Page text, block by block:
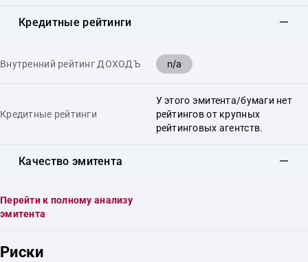
Кредитные рейтинги
Внутренний рейтинг ДОХОДЪ n/a
Кредитные рейтинги
У этого эмитента/бумаги нет
рейтингов от крупных
рейтинговых агентств.
Качество эмитента
Перейти к полному анализу
эмитента
Риски